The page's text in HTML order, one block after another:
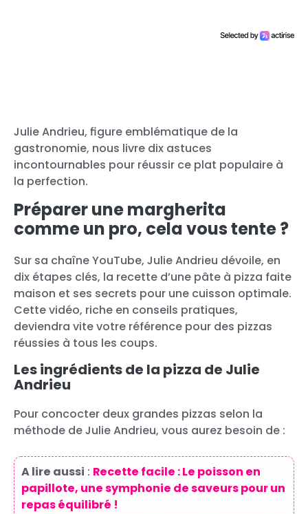
Julie Andrieu, figure emblématique de la
gastronomie, nous livre dix astuces
incontournables pour réussir ce plat populaire à
la perfection.
Préparer une margherita
comme un pro, cela vous tente ?
Sur sa chaîne YouTube, Julie Andrieu dévoile, en
dix étapes clés, la recette d’une pâte à pizza faite
maison et ses secrets pour une cuisson optimale.
Cette vidéo, riche en conseils pratiques,
deviendra vite votre référence pour des pizzas
réussies à tous les coups.
Les ingrédients de la pizza de Julie
Andrieu
Pour concocter deux grandes pizzas selon la
méthode de Julie Andrieu, vous aurez besoin de :
A lire aussi : Recette facile : Le poisson en
papillote, une symphonie de saveurs pour un
repas équilibré !